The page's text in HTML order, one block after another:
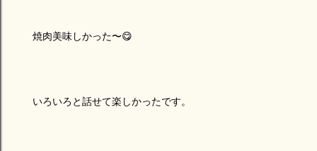
焼肉美味しかった〜😋
いろいろと話せて楽しかったです。